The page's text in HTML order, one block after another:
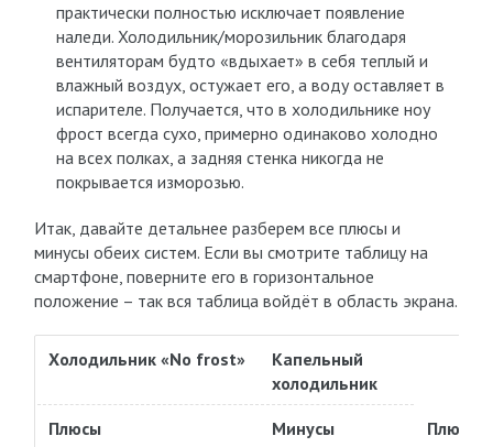
практически полностью исключает появление
наледи. Холодильник/морозильник благодаря
вентиляторам будто «вдыхает» в себя теплый и
влажный воздух, остужает его, а воду оставляет в
испарителе. Получается, что в холодильнике ноу
фрост всегда сухо, примерно одинаково холодно
на всех полках, а задняя стенка никогда не
покрывается изморозью.
Итак, давайте детальнее разберем все плюсы и
минусы обеих систем. Если вы смотрите таблицу на
смартфоне, поверните его в горизонтальное
положение – так вся таблица войдёт в область экрана.
Холодильник «No frost»
Капельный
холодильник
Плюсы Минусы Плюсы